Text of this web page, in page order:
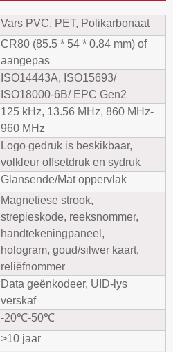
Vars PVC, PET, Polikarbonaat
CR80 (85.5 * 54 * 0.84 mm) of
aangepas
ISO14443A, ISO15693/
ISO18000-6B/ EPC Gen2
125 kHz, 13.56 MHz, 860 MHz-
960 MHz
Logo gedruk is beskikbaar,
volkleur offsetdruk en sydruk
Glansende/Mat oppervlak
Magnetiese strook,
strepieskode, reeksnommer,
handtekeningpaneel,
hologram, goud/silwer kaart,
reliëfnommer
Data geënkodeer, UID-lys
verskaf
-20℃-50℃
>10 jaar